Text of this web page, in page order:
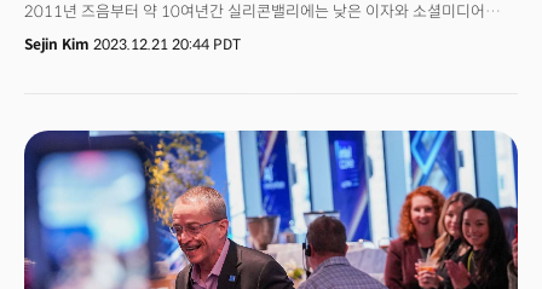
2011년 즈음부터 약 10여년간 실리콘밸리에는 낮은 이자와 소셜미디어
(SNS), 모바일 앱의 성공으로 돈이 흘러들어왔습니다. 스타트업에 투자하는
벤처캐피털(VC) 투자가 급증했죠. 2012년부터 2022년까지 미국 스타트업에
지역은행들의 유동성 위기가 불거졌습니다. 급격히 위축된 유동성은 기술
업계에 '멸종 수준'이라고 불릴 정도로 직격타를 가했습니다. 2022년 말 바짝
마른 시장에 챗GPT가 촉발한 생성AI 열풍만이 한줄기 빛이 돼 게임 체인저로
취급받고 있죠. 스타트업 업계에서는 이제 하나의 큰 사이클(주기)이 지났다는
평가가 나옵니다. 피치북이 벤처캐피털(VC)의 거래 조건, 속성, 자금조달 및
거래 흐름 데이터를 조합해 스타트업 거래 역학을 분석한 'VC 딜메이킹 지표'
데이터에 따르면 몇 년 전만해도 스타트업에 친화적이었던 투자환경이
Sejin Kim 2023.12.21 20:44 PDT